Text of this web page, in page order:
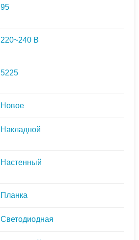
95
220~240 В
5225
Новое
Накладной
Настенный
Планка
Светодиодная